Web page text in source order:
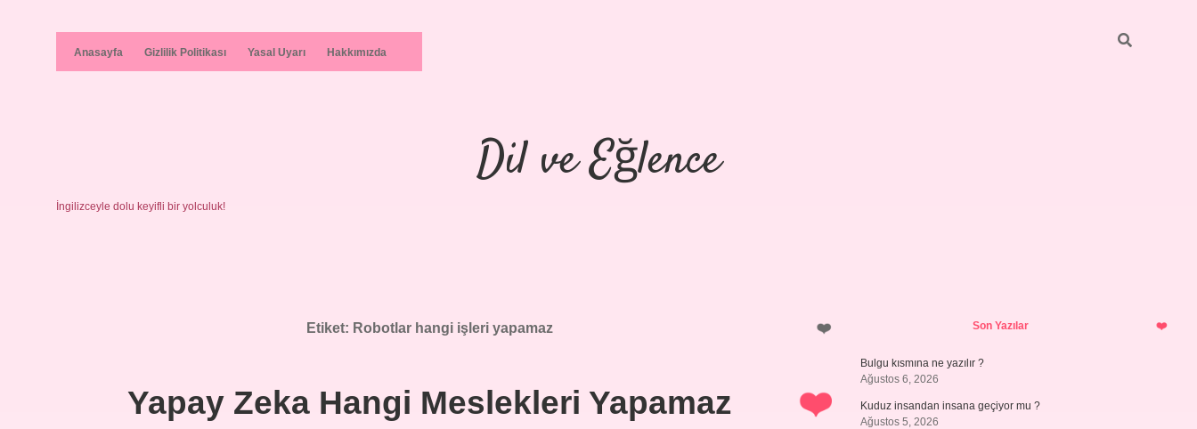
Anasayfa Gizlilik Politikası Yasal Uyarı Hakkımızda
Dil ve Eğlence
İngilizceyle dolu keyifli bir yolculuk!
Etiket: Robotlar hangi işleri yapamaz
Yapay Zeka Hangi Meslekleri Yapamaz
SidebarSon Yazılar
Bulgu kısmına ne yazılır ?
Ağustos 6, 2026
Kuduz insandan insana geçiyor mu ?
Ağustos 5, 2026